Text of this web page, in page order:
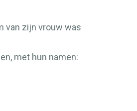
van zijn vrouw was
met hun namen: